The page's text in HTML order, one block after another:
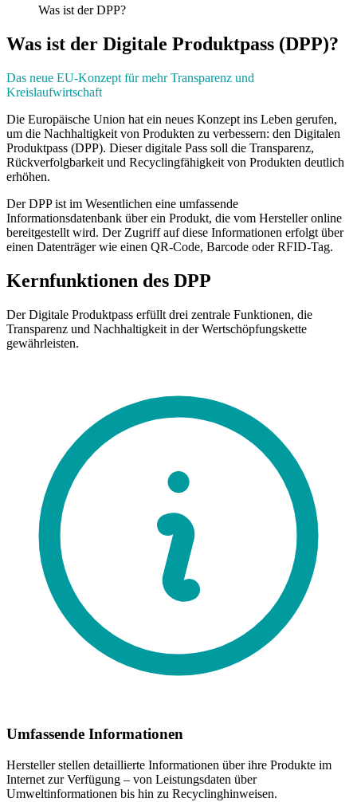
Was ist der DPP?
Was ist der Digitale Produktpass (DPP)?
Das neue EU-Konzept für mehr Transparenz und
Kreislaufwirtschaft
Die Europäische Union hat ein neues Konzept ins Leben gerufen,
um die Nachhaltigkeit von Produkten zu verbessern: den Digitalen
Produktpass (DPP). Dieser digitale Pass soll die Transparenz,
Rückverfolgbarkeit und Recyclingfähigkeit von Produkten deutlich
erhöhen.
Der DPP ist im Wesentlichen eine umfassende
Informationsdatenbank über ein Produkt, die vom Hersteller online
bereitgestellt wird. Der Zugriff auf diese Informationen erfolgt über
einen Datenträger wie einen QR-Code, Barcode oder RFID-Tag.
Kernfunktionen des DPP
Der Digitale Produktpass erfüllt drei zentrale Funktionen, die
Transparenz und Nachhaltigkeit in der Wertschöpfungskette
gewährleisten.
Umfassende Informationen
Hersteller stellen detaillierte Informationen über ihre Produkte im
Internet zur Verfügung – von Leistungsdaten über
Umweltinformationen bis hin zu Recyclinghinweisen.